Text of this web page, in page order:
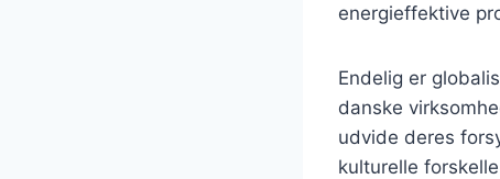
energieffektive
Endelig er
danske
udvide deres
kulturelle